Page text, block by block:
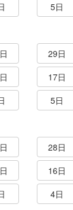
5日
29日
17日
5日
28日
16日
4日